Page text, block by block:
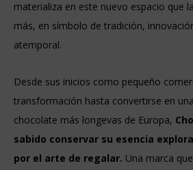
materializa en este nuevo espacio que
más, en símbolo de tradición,
atemporal.
Desde sus inicios como pequeño
transformación hasta convertirse en
chocolate más longevas de Europa,
sabido conservar su esencia
por el arte de regalar. Una marca